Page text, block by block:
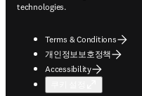
technologies.
Terms & Conditions
개인정보보호정책
Accessibility